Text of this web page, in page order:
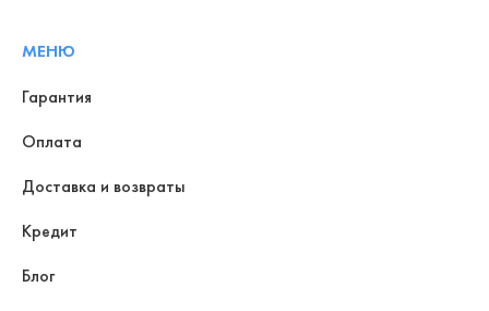
МЕНЮ
Гарантия
Оплата
Доставка и возвраты
Кредит
Блог